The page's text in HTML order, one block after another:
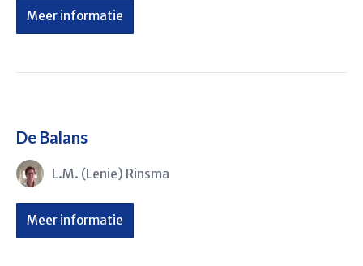
Meer informatie
De Balans
L.M. (Lenie) Rinsma
Meer informatie